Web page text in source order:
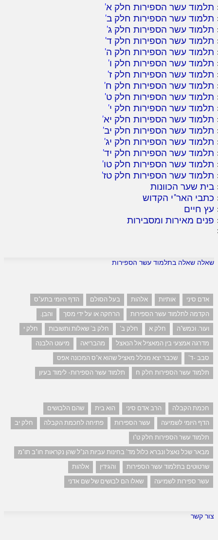
תלמוד עשר הספירות חלק א'
תלמוד עשר הספירות חלק ב'
תלמוד עשר הספירות חלק ג'
תלמוד עשר הספירות חלק ד'
תלמוד עשר הספירות חלק ה'
תלמוד עשר הספירות חלק ו'
תלמוד עשר הספירות חלק ז'
תלמוד עשר הספירות חלק ח'
תלמוד עשר הספירות חלק ט'
תלמוד עשר הספירות חלק י'
תלמוד עשר הספירות חלק יא'
תלמוד עשר הספירות חלק יב'
תלמוד עשר הספירות חלק יג'
תלמוד עשר הספירות חלק יד'
תלמוד עשר הספירות חלק טו'
תלמוד עשר הספירות חלק טז'
בית שער הכוונות
כתבי האר"י הקדוש
עץ חיים
פנים מאירות ומסבירות
שאלה שאלה בתלמוד עשר הספירות
אדם סיני אותיות אלהות בעל הסולם
הדף היומי בתע"ס
הקדמה לתלמוד עשר הספירות
הרחקה או על ידי מסך
והבן.
ועור. וכמש"ה
חלק א חלק ב' חלק ב' שאלות ותשובות
חלק י
מדרגה אמצעי בין המאציל אל הנאצל
מהבריאה
מיעוט הלבנה
סבב -ד'
שכבר יצא מכלל מאציל שהוא א"ס המכונה אפס
תלמוד עשר הספירות חלק ח
תלמוד עשר הספירות- לימוד בעיון
חכמת הקבלה הרב אדם סיני הוא בית
שהם הלבושים
הדף היומי לשמיעה
עשר הספירות פתיחה לחכמת הקבלה
חלק יב
תלמוד עשר הספירות חלק ט"ו
מבאר שכל נאצל ונברא כלול מד' בחינות עביות הנ"ל שהן נקראות חו"ב תו"מ
שרטוטים בתלמוד עשר הספירות
והגידין
אלהות
עשר ספירות לשמיעה
שאלו הם לבושים של שם אדני
צור קשר